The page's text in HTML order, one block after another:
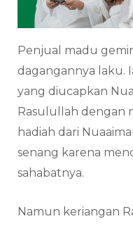
Penjual madu
dagangannya laku.
yang diucapkan
Rasulullah dengan
hadiah dari
senang karena
sahabatnya.
Namun keriangan